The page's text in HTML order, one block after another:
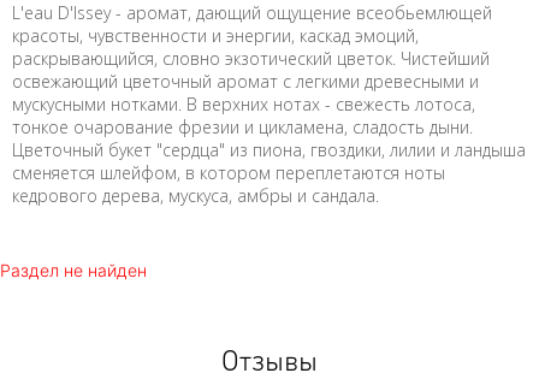
L'eau D'Issey - аромат, дающий ощущение всеобьемлющей
красоты, чувственности и энергии, каскад эмоций,
раскрывающийся, словно экзотический цветок. Чистейший
освежающий цветочный аромат с легкими древесными и
мускусными нотками. В верхних нотах - свежесть лотоса,
тонкое очарование фрезии и цикламена, сладость дыни.
Цветочный букет "сердца" из пиона, гвоздики, лилии и ландыша
сменяется шлейфом, в котором переплетаются ноты
кедрового дерева, мускуса, амбры и сандала.
Раздел не найден
Отзывы